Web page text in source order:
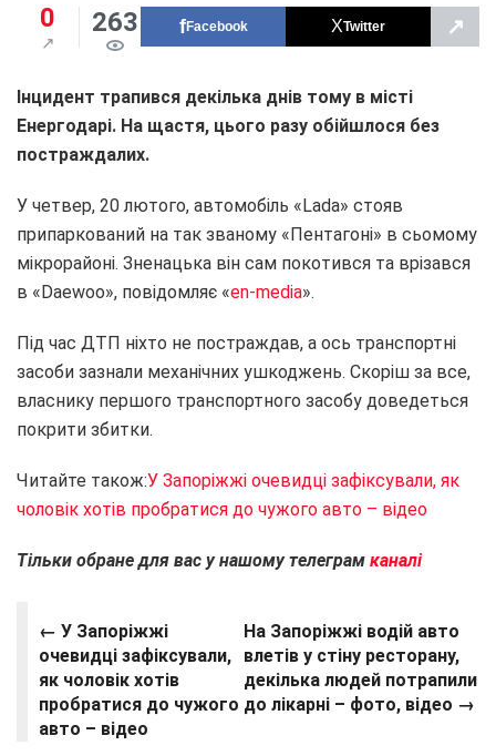
0 263 Facebook Twitter ↗
Інцидент трапився декілька днів тому в місті
Енергодарі. На щастя, цього разу обійшлося без
постраждалих.
У четвер, 20 лютого, автомобіль «Lada» стояв
припаркований на так званому «Пентагоні» в сьомому
мікрорайоні. Зненацька він сам покотився та врізався
в «Daewoo», повідомляє «en-media».
Під час ДТП ніхто не постраждав, а ось транспортні
засоби зазнали механічних ушкоджень. Скоріш за все,
власнику першого транспортного засобу доведеться
покрити збитки.
Читайте також:У Запоріжжі очевидці зафіксували, як
чоловік хотів пробратися до чужого авто – відео
Тільки обране для вас у нашому телеграм каналі
← У Запоріжжі
очевидці зафіксували,
як чоловік хотів
пробратися до чужого
авто – відео
На Запоріжжі водій авто
влетів у стіну ресторану,
декілька людей потрапили
до лікарні – фото, відео →